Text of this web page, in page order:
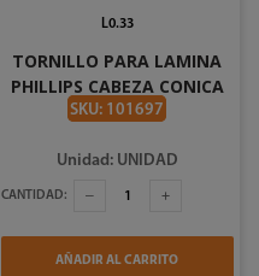
TORNILLO PARA LAMINA
PHILLIPS CABEZA CONICA
#10 X 3/4 PLG 02434
SKU: 101697
L0.33
Unidad: UNIDAD
CANTIDAD:
AÑADIR AL CARRITO